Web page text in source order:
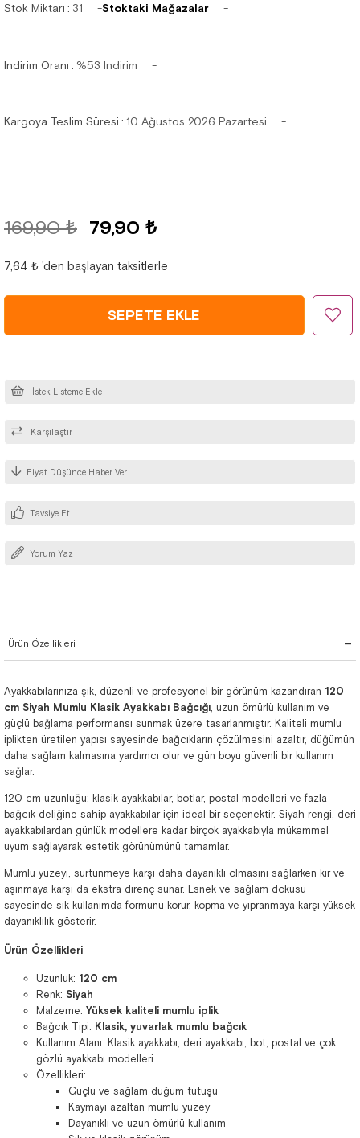
Stok Miktarı : 31 Stoktaki Mağazalar
İndirim Oranı : %53 İndirim
Kargoya Teslim Süresi : 10 Ağustos 2026 Pazartesi
169,90 ₺ 79,90 ₺
7,64 ₺ 'den başlayan taksitlerle
İstek Listeme Ekle
Karşılaştır
Fiyat Düşünce Haber Ver
Tavsiye Et
Yorum Yaz
Ürün Özellikleri
Ayakkabılarınıza şık, düzenli ve profesyonel bir görünüm kazandıran 120
cm Siyah Mumlu Klasik Ayakkabı Bağcığı, uzun ömürlü kullanım ve
güçlü bağlama performansı sunmak üzere tasarlanmıştır. Kaliteli mumlu
iplikten üretilen yapısı sayesinde bağcıkların çözülmesini azaltır, düğümün
daha sağlam kalmasına yardımcı olur ve gün boyu güvenli bir kullanım
sağlar.
120 cm uzunluğu; klasik ayakkabılar, botlar, postal modelleri ve fazla
bağcık deliğine sahip ayakkabılar için ideal bir seçenektir. Siyah rengi, deri
ayakkabılardan günlük modellere kadar birçok ayakkabıyla mükemmel
uyum sağlayarak estetik görünümünü tamamlar.
Mumlu yüzeyi, sürtünmeye karşı daha dayanıklı olmasını sağlarken kir ve
aşınmaya karşı da ekstra direnç sunar. Esnek ve sağlam dokusu
sayesinde sık kullanımda formunu korur, kopma ve yıpranmaya karşı yüksek
dayanıklılık gösterir.
Ürün Özellikleri
Uzunluk: 120 cm
Renk: Siyah
Malzeme: Yüksek kaliteli mumlu iplik
Bağcık Tipi: Klasik, yuvarlak mumlu bağcık
Kullanım Alanı: Klasik ayakkabı, deri ayakkabı, bot, postal ve çok
gözlü ayakkabı modelleri
Özellikleri:
Güçlü ve sağlam düğüm tutuşu
Kaymayı azaltan mumlu yüzey
Dayanıklı ve uzun ömürlü kullanım